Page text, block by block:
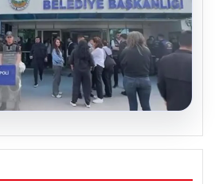
operasyon. 12
alındı